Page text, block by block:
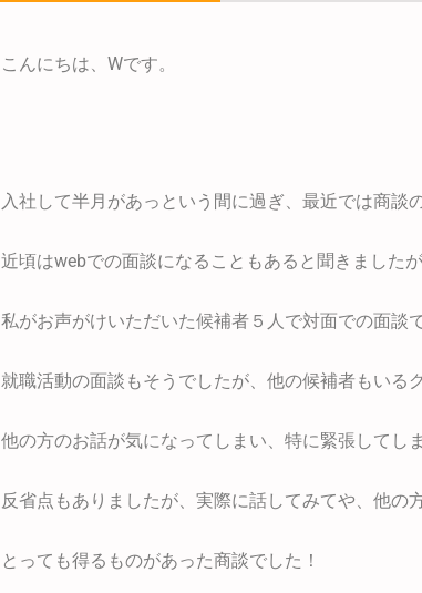
こんにちは、Wです。
入社して半月があっという間に過ぎ、最近では商談
近頃はwebでの面談になることもあると聞きましたが
私がお声がけいただいた候補者５人で対面での面談で
就職活動の面談もそうでしたが、他の候補者もいる
他の方のお話が気になってしまい、特に緊張してし
反省点もありましたが、実際に話してみてや、他の
とっても得るものがあった商談でした！